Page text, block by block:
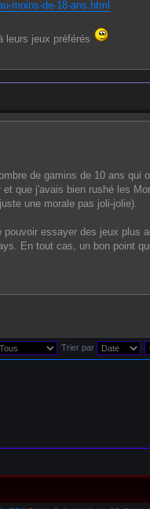
moins-de-18-ans.html
leurs jeux préférés
de gamins de 10 ans qui
que j'avais bien rushé les
une morale pas joli-jolie).
essayer des jeux plus
En tout cas, un bon point
Trier par